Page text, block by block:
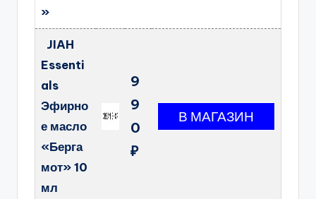
»
JIAH
Essenti
als
Эфирно
е масло
«Берга
мот» 10
мл
9
9
0
₽